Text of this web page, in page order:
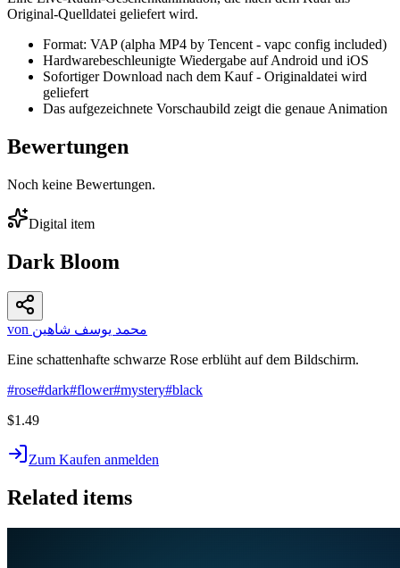
Original-Quelldatei geliefert wird.
Format: VAP (alpha MP4 by Tencent - vapc config included)
Hardwarebeschleunigte Wiedergabe auf Android und iOS
Sofortiger Download nach dem Kauf - Originaldatei wird
geliefert
Das aufgezeichnete Vorschaubild zeigt die genaue Animation
Bewertungen
Noch keine Bewertungen.
Digital item
Dark Bloom
von محمد يوسف شاهين
Eine schattenhafte schwarze Rose erblüht auf dem Bildschirm.
#rose#dark#flower#mystery#black
$1.49
Zum Kaufen anmelden
Related items